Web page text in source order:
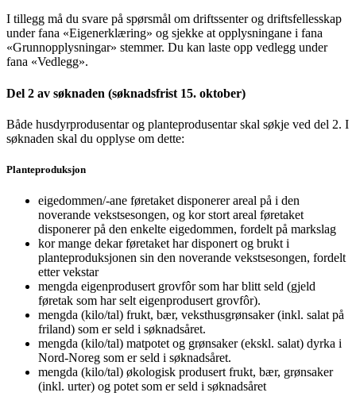
I tillegg må du svare på spørsmål om driftssenter og driftsfellesskap
under fana «Eigenerklæring» og sjekke at opplysningane i fana
«Grunnopplysningar» stemmer. Du kan laste opp vedlegg under
fana «Vedlegg».
Del 2 av søknaden (søknadsfrist 15. oktober)
Både husdyrprodusentar og planteprodusentar skal søkje ved del 2. I
søknaden skal du opplyse om dette:
Planteproduksjon
eigedommen/-ane føretaket disponerer areal på i den
noverande vekstsesongen, og kor stort areal føretaket
disponerer på den enkelte eigedommen, fordelt på markslag
kor mange dekar føretaket har disponert og brukt i
planteproduksjonen sin den noverande vekstsesongen, fordelt
etter vekstar
mengda eigenprodusert grovfôr som har blitt seld (gjeld
føretak som har selt eigenprodusert grovfôr).
mengda (kilo/tal) frukt, bær, veksthusgrønsaker (inkl. salat på
friland) som er seld i søknadsåret.
mengda (kilo/tal) matpotet og grønsaker (ekskl. salat) dyrka i
Nord-Noreg som er seld i søknadsåret.
mengda (kilo/tal) økologisk produsert frukt, bær, grønsaker
(inkl. urter) og potet som er seld i søknadsåret